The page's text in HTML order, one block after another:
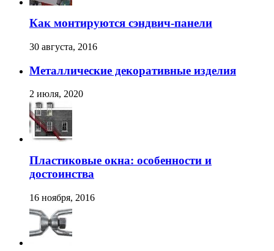
Как монтируются сэндвич-панели
30 августа, 2016
Металлические декоративные изделия
2 июля, 2020
Пластиковые окна: особенности и
достоинства
16 ноября, 2016